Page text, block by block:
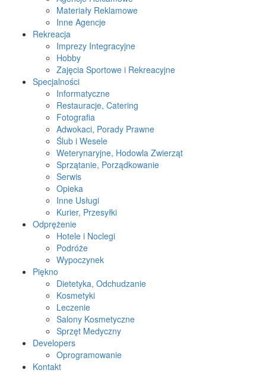
Materiały Reklamowe
Inne Agencje
Rekreacja
Imprezy Integracyjne
Hobby
Zajęcia Sportowe i Rekreacyjne
Specjalności
Informatyczne
Restauracje, Catering
Fotografia
Adwokaci, Porady Prawne
Ślub i Wesele
Weterynaryjne, Hodowla Zwierząt
Sprzątanie, Porządkowanie
Serwis
Opieka
Inne Usługi
Kurier, Przesyłki
Odprężenie
Hotele i Noclegi
Podróże
Wypoczynek
Piękno
Dietetyka, Odchudzanie
Kosmetyki
Leczenie
Salony Kosmetyczne
Sprzęt Medyczny
Developers
Oprogramowanie
Kontakt